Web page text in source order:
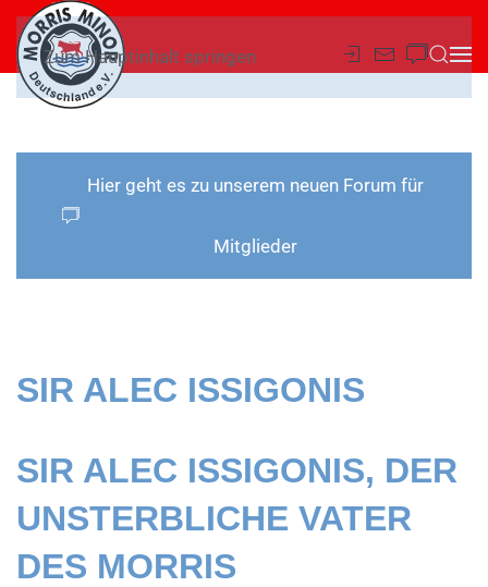
Zum Hauptinhalt springen
Hier geht es zu unserem neuen Forum für
Mitglieder
SIR ALEC ISSIGONIS
SIR ALEC ISSIGONIS, DER
UNSTERBLICHE VATER
DES MORRIS